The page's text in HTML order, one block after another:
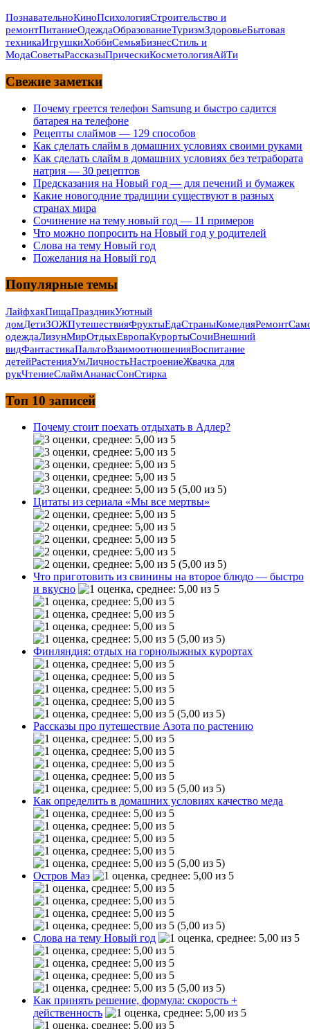
ПознавательноКиноПсихологияСтроительство и
ремонтПитаниеОдеждаОбразованиеТуризмЗдоровьеБытовая
техникаИгрушкиХоббиСемьяБизнесСтиль и
МодаСоветыРассказыПрическиКосметологияАйТи
Свежие заметки
Почему греется телефон Samsung и быстро садится
батарея на телефоне
Рецепты слаймов — 129 способов
Как сделать слайм в домашних условиях своими руками
Как сделать слайм в домашних условиях без тетрабората
натрия — 30 рецептов
Предсказания на Новый год — для печений и бумажек
Какие новогодние традиции существуют в разных
странах мира
Сочинение на тему новый год — 11 примеров
Что можно попросить на Новый год у родителей
Слова на тему Новый год
Пожелания на Новый год
Популярные темы
ЛайфхакПищаПраздникУютный
домДетиЗОЖПутешествияФруктыЕдаСтраныКомедияРемонт
одеждаЛизунМирОтдыхЕвропаКурортыСочиВнешний
видФантастикаПальтоВзаимоотношенияВоспитание
детейРастенияУмЛичностьНастроениеЖвачка для
рукЧтениеСлаймАнанасСонСтирка
Топ 10 записей
Почему стоит поехать отдыхать в Адлер?
(5,00 из 5)
Цитаты из сериала «Мы все мертвы»
(5,00 из 5)
Что приготовить из свинины на второе блюдо — быстро
и вкусно
(5,00 из 5)
Финляндия: отдых на горнолыжных курортах
(5,00 из 5)
Рассказы про путешествие Азота по растению
(5,00 из 5)
Как определить в домашних условиях качество меда
(5,00 из 5)
Остров Маэ
(5,00 из 5)
Слова на тему Новый год
(5,00 из 5)
Как принять решение, формула: скорость +
действенность